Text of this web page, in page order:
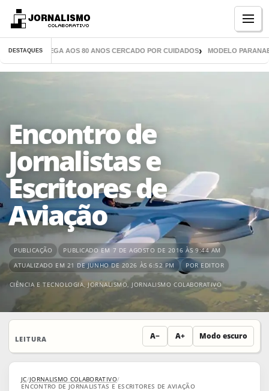
DESTAQUES
CHEGA AOS 80 ANOS CERCADO POR CUIDADOS MODELO
Encontro de
Jornalistas e
Escritores de
Aviação
PUBLICAÇÃO
PUBLICADO EM 7 DE AGOSTO DE 2016 ÀS 9:44 AM
ATUALIZADO EM 21 DE JUNHO DE 2026 ÀS 6:52 PM
POR EDITOR
CIÊNCIA E TECNOLOGIA, JORNALISMO JORNALISMO COLABORATIVO
LEITURA A− A+ Modo escuro
JC/JORNALISMO COLABORATIVO/
ENCONTRO DE JORNALISTAS E ESCRITORES DE AVIAÇÃO